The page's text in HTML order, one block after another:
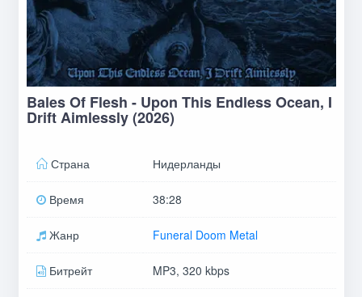
Bales Of Flesh - Upon This Endless Ocean, I
Drift Aimlessly (2026)
Страна Нидерланды
Время 38:28
Жанр Funeral Doom Metal
Битрейт MP3, 320 kbps